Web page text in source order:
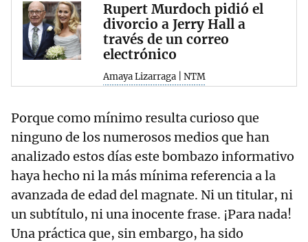
Rupert Murdoch pidió el
divorcio a Jerry Hall a
través de un correo
electrónico
Amaya Lizarraga | NTM
Porque como mínimo resulta curioso que
ninguno de los numerosos medios que han
analizado estos días este bombazo informativo
haya hecho ni la más mínima referencia a la
avanzada de edad del magnate. Ni un titular, ni
un subtítulo, ni una inocente frase. ¡Para nada!
Una práctica que, sin embargo, ha sido